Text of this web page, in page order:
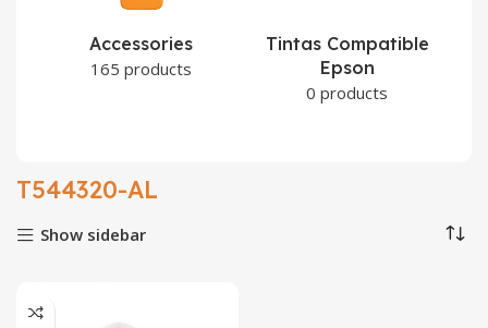
Accessories
165 products
Tintas Compatible
Epson
0 products
T544320-AL
Show sidebar